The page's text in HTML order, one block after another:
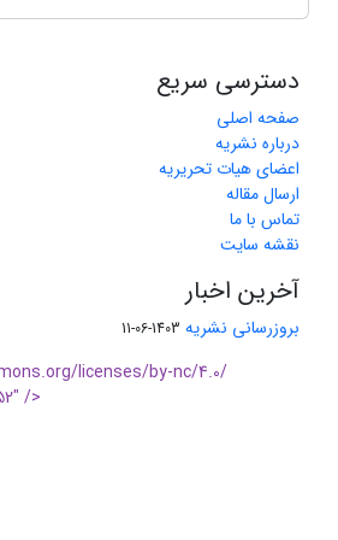
دسترسی سریع
صفحه اصلی
درباره نشریه
اعضای هیات تحریریه
ارسال مقاله
تماس با ما
نقشه سایت
آخرین اخبار
بروزرسانی نشریه 1403-06-11
licenses/by-nc/4.0/
/>